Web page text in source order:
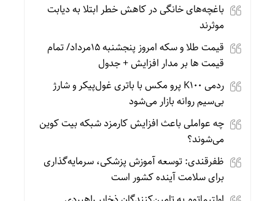
باغچه‌های خانگی در کاهش خطر ابتلا به دیابت
موثرند
قیمت طلا و سکه امروز پنجشنبه 15مرداد/ تمام
قیمت ها بر مدار افزایش + جدول
ردمی K100 پرو مکس با باتری غول‌پیکر و شارژ
بی‌سیم روانه بازار می‌شود
چه عواملی باعث افزایش کارمزد شبکه بیت کوین
می‌شوند؟
ظفرقندی: توسعه آموزش پزشکی، سرمایه‌گذاری
برای سلامت آینده کشور است